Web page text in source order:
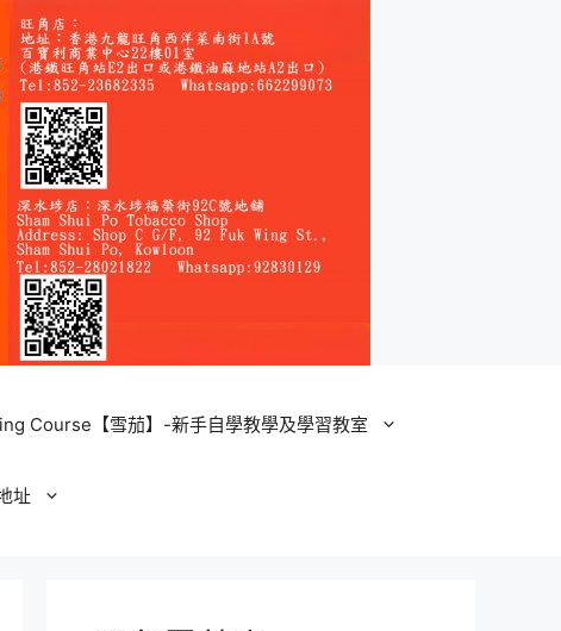
Course【雪茄】-新手自學教學及學習教室
址